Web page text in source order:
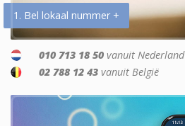
1. Bel lokaal nummer +
010 713 18 50 vanuit Nederland
02 788 12 43 vanuit België